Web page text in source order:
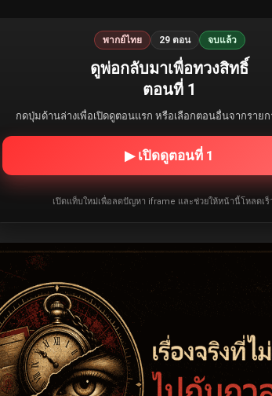
พากย์ไทย 29 ตอน จบแล้ว
ดูพ่อกลับมาเพื่อทวงสิทธิ์
ตอนที่ 1
กดปุ่มด้านล่างเพื่อเปิดดูตอนแรก หรือเลือกตอนอื่นจากราย
▶ เปิดดูตอนที่ 1
เปิดแท็บใหม่เพื่อลดปัญหา iframe และช่วยให้หน้านี้โหลดเ